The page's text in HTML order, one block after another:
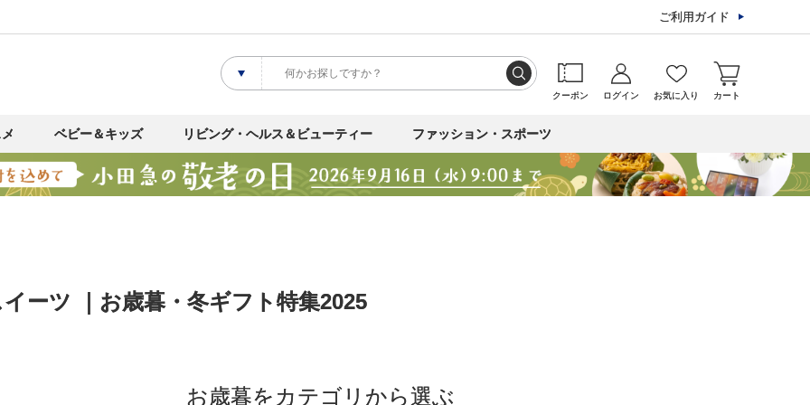
ご利用ガイド
クーポン ログイン お気に入り カート
ベビー＆キッズ リビング・ヘルス＆ビューティー ファッション・スポーツ
ーツ ｜お歳暮・冬ギフト特集2025
お歳暮をカテゴリから選ぶ